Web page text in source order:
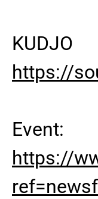
KUDJO
https://
Event:
https://